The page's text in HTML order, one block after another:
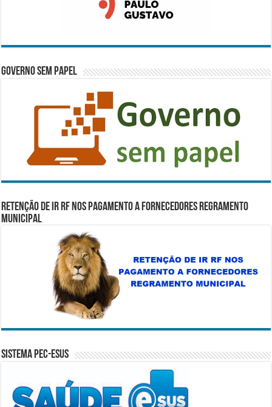
Governo Sem Papel
RETENÇÃO DE IR RF NOS PAGAMENTO A FORNECEDORES REGRAMENTO
MUNICIPAL
Sistema PEC-ESUS